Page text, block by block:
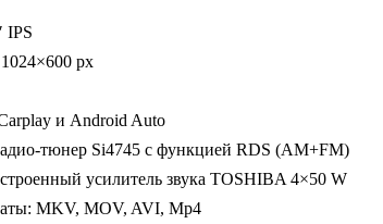
IPS
px
и Android Auto
тюнер Si4745 с функцией RDS (AM+FM)
усилитель звука TOSHIBA 4×50 W
MKV, MOV, AVI, Mp4